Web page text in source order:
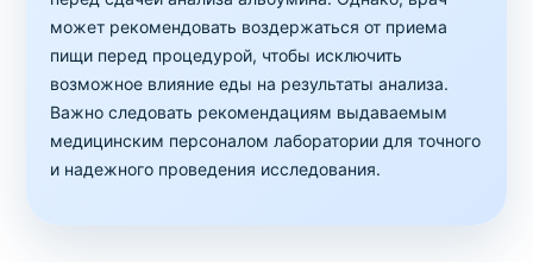
может рекомендовать воздержаться от приема
пищи перед процедурой, чтобы исключить
возможное влияние еды на результаты анализа.
Важно следовать рекомендациям выдаваемым
медицинским персоналом лаборатории для точного
и надежного проведения исследования.